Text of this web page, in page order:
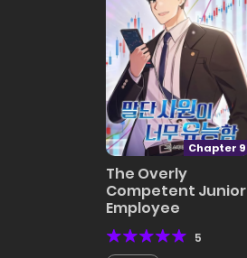
Chapter 9
The Overly
Competent Junior
Employee
5